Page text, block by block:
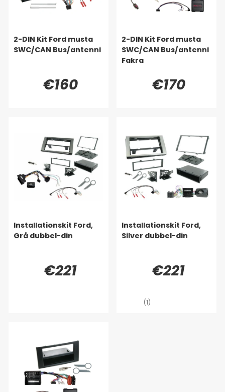
2-DIN Kit Ford musta
SWC/CAN Bus/antenni
€160
2-DIN Kit Ford musta
SWC/CAN Bus/antenni
Fakra
€170
Installationskit Ford,
Grå dubbel-din
€221
Installationskit Ford,
Silver dubbel-din
€221
(1)